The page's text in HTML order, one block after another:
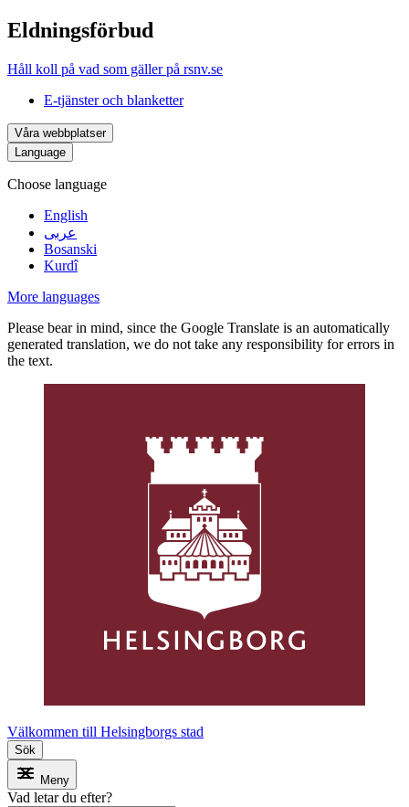
Eldningsförbud
Håll koll på vad som gäller på rsnv.se
E-tjänster och blanketter
Våra webbplatser
Language
Choose language
English
عربى
Bosanski
Kurdî
More languages
Please bear in mind, since the Google Translate is an automatically
generated translation, we do not take any responsibility for errors in
the text.
Välkommen till Helsingborgs stad
Sök
Meny
Vad letar du efter?